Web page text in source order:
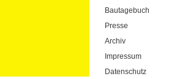
Bautagebuch
Presse
Archiv
Impressum
Datenschutz